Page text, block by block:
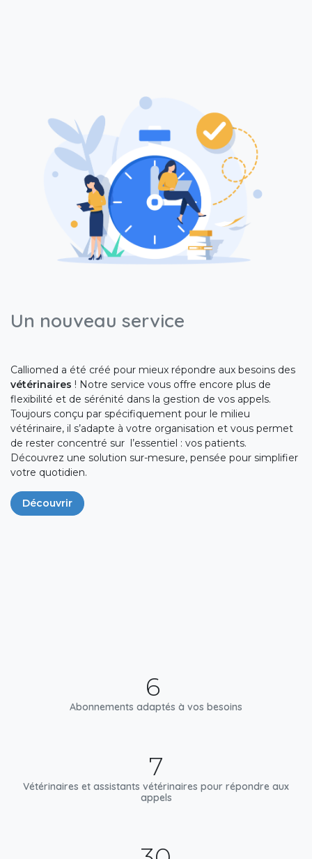
Un nouveau service
Calliomed a été créé pour mieux répondre aux besoins des
vétérinaires ! Notre service vous offre encore plus de
flexibilité et de sérénité dans la gestion de vos appels.
Toujours conçu par spécifiquement pour le milieu
vétérinaire, il s’adapte à votre organisation et vous permet
de rester concentré sur l’essentiel : vos patients.
Découvrez une solution sur-mesure, pensée pour simplifier
votre quotidien.
Découvrir
6
Abonnements adaptés à vos besoins
7
Vétérinaires et assistants vétérinaires pour répondre aux
appels